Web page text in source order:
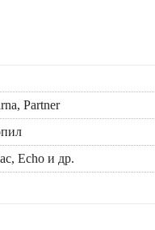
Partner
Echo и др.